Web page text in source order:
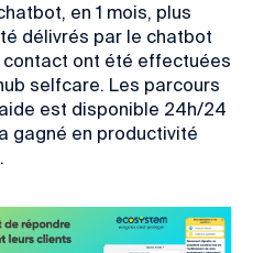
en 1 mois, plus
délivrés par le chatbot
ont été effectuées
selfcare. Les parcours
est disponible 24h/24
gagné en productivité